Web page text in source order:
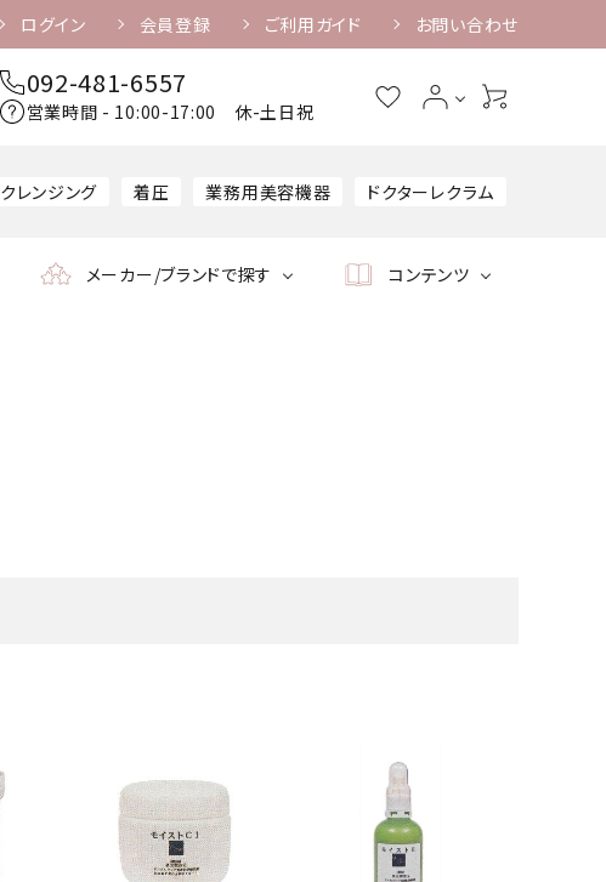
ログイン 会員登録 ご利用ガイド お問い合わせ
092-481-6557
営業時間 - 10:00-17:00 休-土日祝
クレンジング 着圧 業務用美容機器 ドクターレクラム
フェムケア フットケア
メーカー/ブランドで探す コンテンツ